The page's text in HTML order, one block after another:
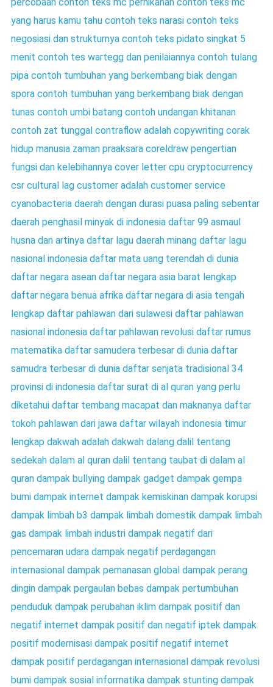
yang harus kamu tahu contoh teks narasi contoh teks
negosiasi dan strukturnya contoh teks pidato singkat 5
menit contoh tes wartegg dan penilaiannya contoh tulang
pipa contoh tumbuhan yang berkembang biak dengan
spora contoh tumbuhan yang berkembang biak dengan
tunas contoh umbi batang contoh undangan khitanan
contoh zat tunggal contraflow adalah copywriting corak
hidup manusia zaman praaksara coreldraw pengertian
fungsi dan kelebihannya cover letter cpu cryptocurrency
csr cultural lag customer adalah customer service
cyanobacteria daerah dengan durasi puasa paling sebentar
daerah penghasil minyak di indonesia daftar 99 asmaul
husna dan artinya daftar lagu daerah minang daftar lagu
nasional indonesia daftar mata uang terendah di dunia
daftar negara asean daftar negara asia barat lengkap
daftar negara benua afrika daftar negara di asia tengah
lengkap daftar pahlawan dari sulawesi daftar pahlawan
nasional indonesia daftar pahlawan revolusi daftar rumus
matematika daftar samudera terbesar di dunia daftar
samudra terbesar di dunia daftar senjata tradisional 34
provinsi di indonesia daftar surat di al quran yang perlu
diketahui daftar tembang macapat dan maknanya daftar
tokoh pahlawan dari jawa daftar wilayah indonesia timur
lengkap dakwah adalah dakwah dalang dalil tentang
sedekah dalam al quran dalil tentang taubat di dalam al
quran dampak bullying dampak gadget dampak gempa
bumi dampak internet dampak kemiskinan dampak korupsi
dampak limbah b3 dampak limbah domestik dampak limbah
gas dampak limbah industri dampak negatif dari
pencemaran udara dampak negatif perdagangan
internasional dampak pemanasan global dampak perang
dingin dampak pergaulan bebas dampak pertumbuhan
penduduk dampak perubahan iklim dampak positif dan
negatif internet dampak positif dan negatif iptek dampak
positif modernisasi dampak positif negatif internet
dampak positif perdagangan internasional dampak revolusi
bumi dampak sosial informatika dampak stunting dampak